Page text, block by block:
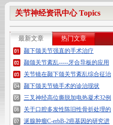
关节神经资讯中心 Topics
最新文章
颞下颌关节强直的手术治疗
颞颌关节紊乱-----牙合导板的应用
关节镜在颞下颌关节紊乱综合征治
颞下颌关节镜手术的诊治现状
三叉神经高位撕脱加电热凝术32例
关于口腔多发性陈旧性骨折处理的
涎腺肿瘤C-erbB-2癌基因的研究进
热门文章